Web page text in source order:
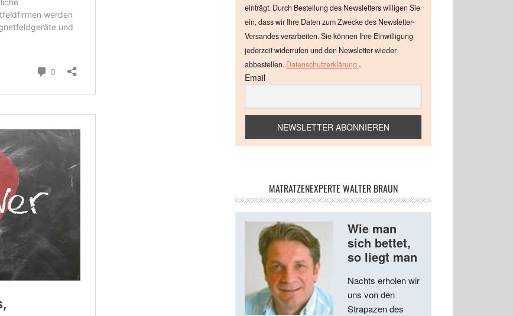
einträgt. Durch Bestellung des Newsletters willigen Sie
ein, dass wir Ihre Daten zum Zwecke des Newsletter-
Versandes verarbeiten. Sie können Ihre Einwilligung
jederzeit widerrufen und den Newsletter wieder
abbestellen. Datenschutzerklärung .
Email
MATRATZENEXPERTE WALTER BRAUN
Wie man
sich bettet,
so liegt man
Nachts erholen wir
uns von den
Strapazen des